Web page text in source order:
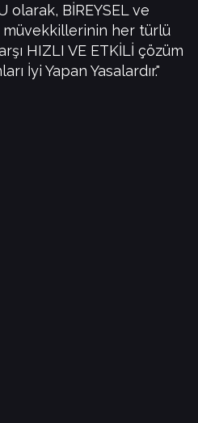
olarak, BİREYSEL ve
her türlü
HIZLI VE ETKİLİ çözüm
İyi Yapan Yasalardır."